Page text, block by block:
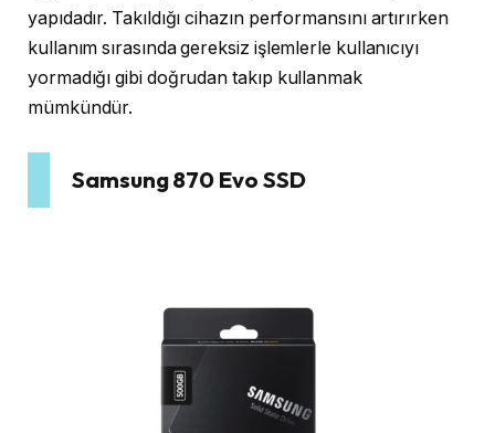
yapıdadır. Takıldığı cihazın performansını artırırken
kullanım sırasında gereksiz işlemlerle kullanıcıyı
yormadığı gibi doğrudan takıp kullanmak
mümkündür.
Samsung 870 Evo SSD